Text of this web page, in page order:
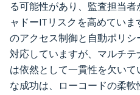
る可能性があり、監査担当
ャドーITリスクを高めてい
のアクセス制御と自動ポリ
対応していますが、マルチ
は依然として一貫性を欠い
な成功は、ローコードの柔